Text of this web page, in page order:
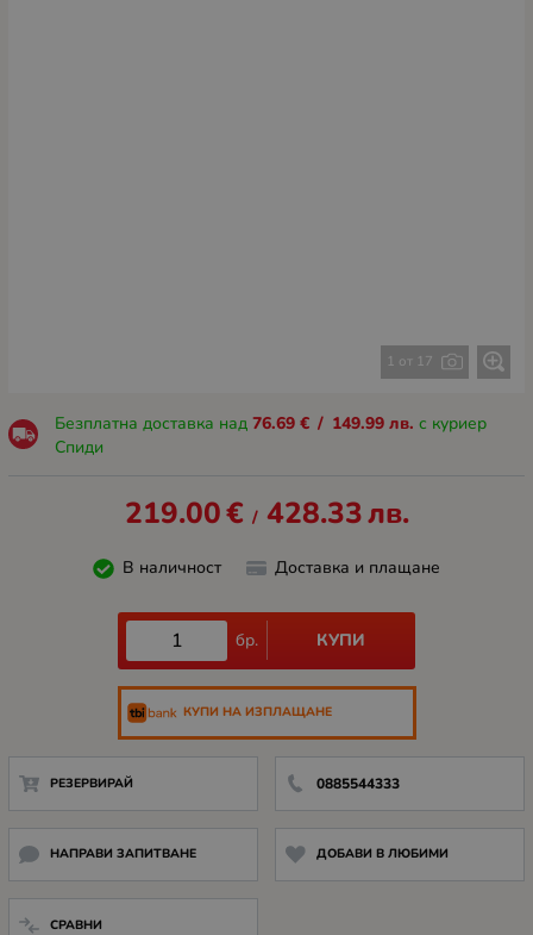
1 от 17
Безплатна доставка над 76.69 € / 149.99 лв. с куриер
Спиди
219.00€ / 428.33лв.
В наличност Доставка и плащане
бр. КУПИ
КУПИ НА ИЗПЛАЩАНЕ
РЕЗЕРВИРАЙ 0885544333
НАПРАВИ ЗАПИТВАНЕ ДОБАВИ В ЛЮБИМИ
СРАВНИ